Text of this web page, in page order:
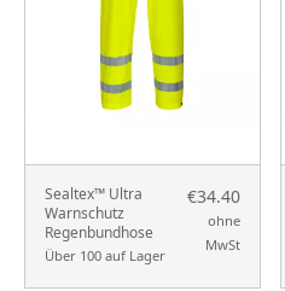
Sealtex™ Ultra
Warnschutz
Regenbundhose
Über 100 auf Lager
€34.40
ohne
MwSt